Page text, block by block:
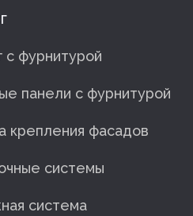
с фурнитурой
панели с фурнитурой
крепления фасадов
системы
система